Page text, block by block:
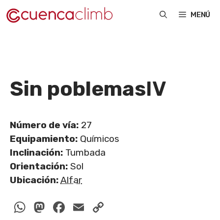
Saltar
al
MENÚ
Sin poblemasIV
Número de vía: 27
Equipamiento: Químicos
Inclinación: Tumbada
Orientación: Sol
Ubicación:Alfar
WhatsApp
Mastodon
Facebook
Email